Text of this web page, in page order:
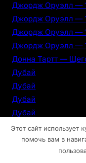
Джордж Оруэлл —
Джордж Оруэлл —
Джордж Оруэлл —
Джордж Оруэлл —
Донна Тартт —
Дубай
Дубай
Дубай
Дубай
Дубай
Дубай
Этот сайт использует
помочь вам в